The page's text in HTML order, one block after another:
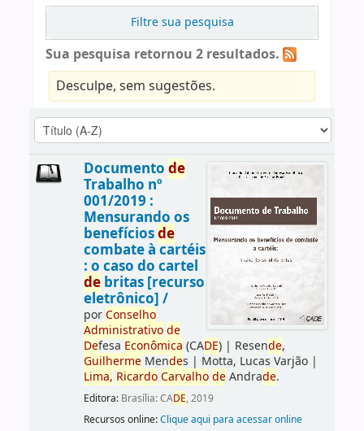
Filtre sua pesquisa
Sua pesquisa retornou 2 resultados.
Desculpe, sem sugestões.
Documento de
Trabalho nº
001/2019 :
Mensurando os
benefíciosde
combate à cartéis
: o caso do cartel
debritas [recurso
eletrônico] /
porConselho
Administrativo de
Defesa Econômica (CADE)| Resende,
GuilhermeMendes | Motta, Lucas Varjão|
Lima, Ricardo Carvalho deAndrade.
Editora: Brasília: CADE, 2019
Recursos online:Clique aqui para acessar online